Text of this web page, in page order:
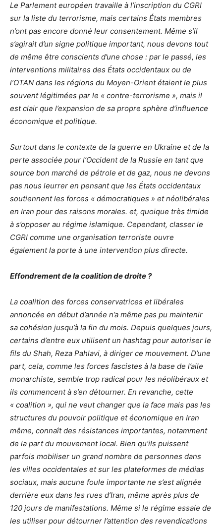
Le Parlement européen travaille à l’inscription du CGRI
sur la liste du terrorisme, mais certains États membres
n’ont pas encore donné leur consentement. Même s’il
s’agirait d’un signe politique important, nous devons tout
de même être conscients d’une chose : par le passé, les
interventions militaires des États occidentaux ou de
l’OTAN dans les régions du Moyen-Orient étaient le plus
souvent légitimées par le « contre-terrorisme », mais il
est clair que l’expansion de sa propre sphère d’influence
économique et politique.
Surtout dans le contexte de la guerre en Ukraine et de la
perte associée pour l’Occident de la Russie en tant que
source bon marché de pétrole et de gaz, nous ne devons
pas nous leurrer en pensant que les États occidentaux
soutiennent les forces « démocratiques » et néolibérales
en Iran pour des raisons morales. et, quoique très timide
à s’opposer au régime islamique. Cependant, classer le
CGRI comme une organisation terroriste ouvre
également la porte à une intervention plus directe.
Effondrement de la coalition de droite ?
La coalition des forces conservatrices et libérales
annoncée en début d’année n’a même pas pu maintenir
sa cohésion jusqu’à la fin du mois. Depuis quelques jours,
certains d’entre eux utilisent un hashtag pour autoriser le
fils du Shah, Reza Pahlavi, à diriger ce mouvement. D’une
part, cela, comme les forces fascistes à la base de l’aile
monarchiste, semble trop radical pour les néolibéraux et
ils commencent à s’en détourner. En revanche, cette
« coalition », qui ne veut changer que la face mais pas les
structures du pouvoir politique et économique en Iran
même, connaît des résistances importantes, notamment
de la part du mouvement local. Bien qu’ils puissent
parfois mobiliser un grand nombre de personnes dans
les villes occidentales et sur les plateformes de médias
sociaux, mais aucune foule importante ne s’est alignée
derrière eux dans les rues d’Iran, même après plus de
120 jours de manifestations. Même si le régime essaie de
les utiliser pour détourner l’attention des revendications